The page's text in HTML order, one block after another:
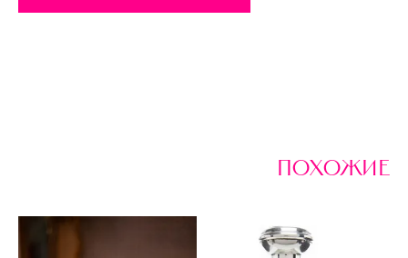
похожие